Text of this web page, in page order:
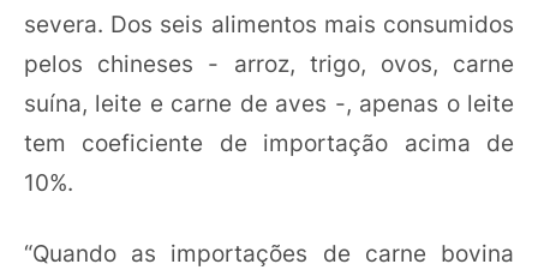
severa. Dos seis alimentos mais consumidos
pelos chineses - arroz, trigo, ovos, carne
suína, leite e carne de aves -, apenas o leite
tem coeficiente de importação acima de
10%.
“Quando as importações de carne bovina